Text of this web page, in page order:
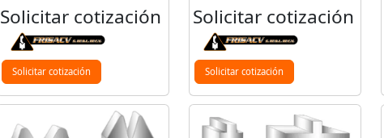
Solicitar cotización
Solicitar cotización
Solicitar cotización
Solicitar cotización